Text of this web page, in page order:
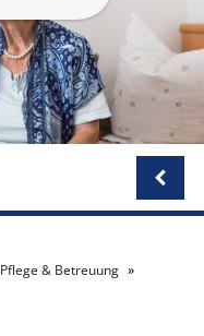
Pflege & Betreuung